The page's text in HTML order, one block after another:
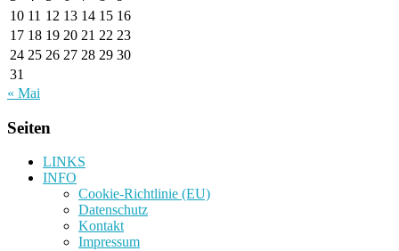
10 11 12 13 14 15 16
17 18 19 20 21 22 23
24 25 26 27 28 29 30
31
« Mai
Seiten
LINKS
INFO
Cookie-Richtlinie (EU)
Datenschutz
Kontakt
Impressum